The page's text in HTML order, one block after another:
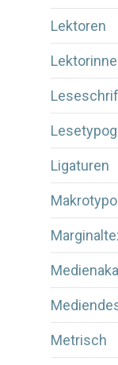
Lektoren
Ligaturen
Metrisch